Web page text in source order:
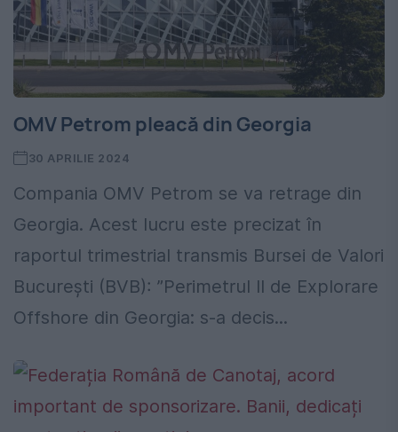
OMV Petrom pleacă din Georgia
30 APRILIE 2024
Compania OMV Petrom se va retrage din
Georgia. Acest lucru este precizat în
raportul trimestrial transmis Bursei de Valori
Bucureşti (BVB): ”Perimetrul II de Explorare
Offshore din Georgia: s-a decis...